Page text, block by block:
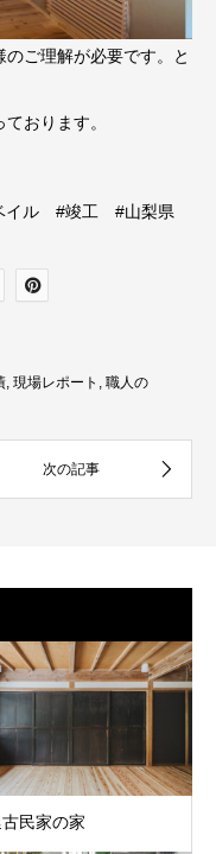
ご理解が必要です。と
おります。
イル #竣工 #山梨県
現場レポート
職人の
民家の家